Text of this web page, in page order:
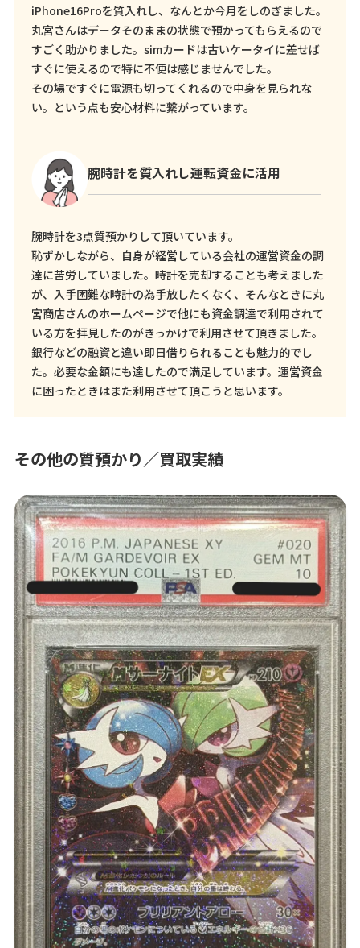
iPhone16Proを質入れし、なんとか今月をしのぎました。
丸宮さんはデータそのままの状態で預かってもらえるので
すごく助かりました。simカードは古いケータイに差せば
すぐに使えるので特に不便は感じませんでした。
その場ですぐに電源も切ってくれるので中身を見られな
い。という点も安心材料に繋がっています。
腕時計を質入れし運転資金に活用
腕時計を3点質預かりして頂いています。
恥ずかしながら、自身が経営している会社の運営資金の調
達に苦労していました。時計を売却することも考えました
が、入手困難な時計の為手放したくなく、そんなときに丸
宮商店さんのホームページで他にも資金調達で利用されて
いる方を拝見したのがきっかけで利用させて頂きました。
銀行などの融資と違い即日借りられることも魅力的でし
た。必要な金額にも達したので満足しています。運営資金
に困ったときはまた利用させて頂こうと思います。
その他の質預かり／買取実績